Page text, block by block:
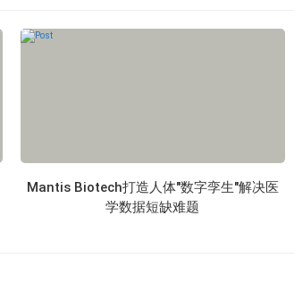
Mantis Biotech打造人体"数字孪生"解决医
学数据短缺难题